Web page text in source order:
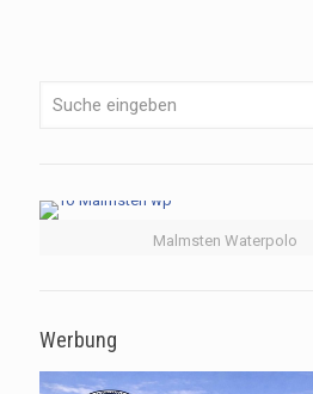
Malmsten Waterpolo
Werbung